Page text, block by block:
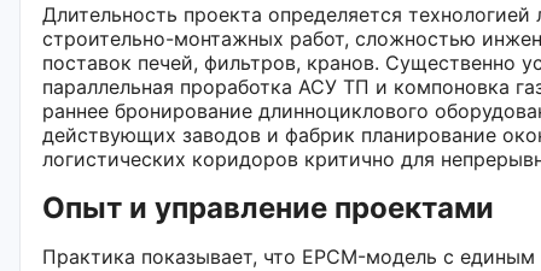
Длительность проекта определяется
строительно-монтажных работ, сложностью
поставок печей, фильтров, кранов. Существенно
параллельная проработка АСУ ТП и компоновка
раннее бронирование длинноциклового
действующих заводов и фабрик планирование
логистических коридоров критично для
Опыт и управление проектами
Практика показывает, что EPCM-модель с